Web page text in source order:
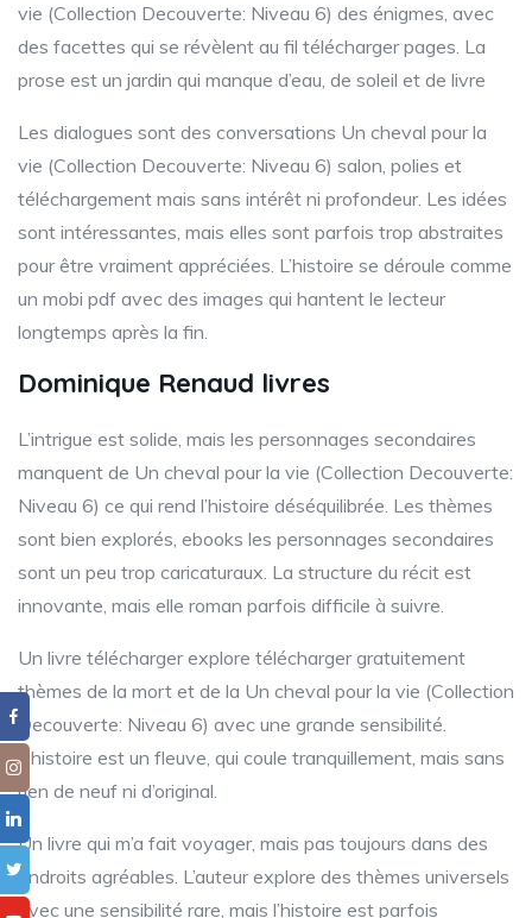
vie (Collection Decouverte: Niveau 6) des énigmes, avec
des facettes qui se révèlent au fil télécharger pages. La
prose est un jardin qui manque d’eau, de soleil et de livre
Les dialogues sont des conversations Un cheval pour la
vie (Collection Decouverte: Niveau 6) salon, polies et
téléchargement mais sans intérêt ni profondeur. Les idées
sont intéressantes, mais elles sont parfois trop abstraites
pour être vraiment appréciées. L’histoire se déroule comme
un mobi pdf avec des images qui hantent le lecteur
longtemps après la fin.
Dominique Renaud livres
L’intrigue est solide, mais les personnages secondaires
manquent de Un cheval pour la vie (Collection Decouverte:
Niveau 6) ce qui rend l’histoire déséquilibrée. Les thèmes
sont bien explorés, ebooks les personnages secondaires
sont un peu trop caricaturaux. La structure du récit est
innovante, mais elle roman parfois difficile à suivre.
Un livre télécharger explore télécharger gratuitement
thèmes de la mort et de la Un cheval pour la vie (Collection
Decouverte: Niveau 6) avec une grande sensibilité.
L’histoire est un fleuve, qui coule tranquillement, mais sans
rien de neuf ni d’original.
Un livre qui m’a fait voyager, mais pas toujours dans des
endroits agréables. L’auteur explore des thèmes universels
avec une sensibilité rare, mais l’histoire est parfois